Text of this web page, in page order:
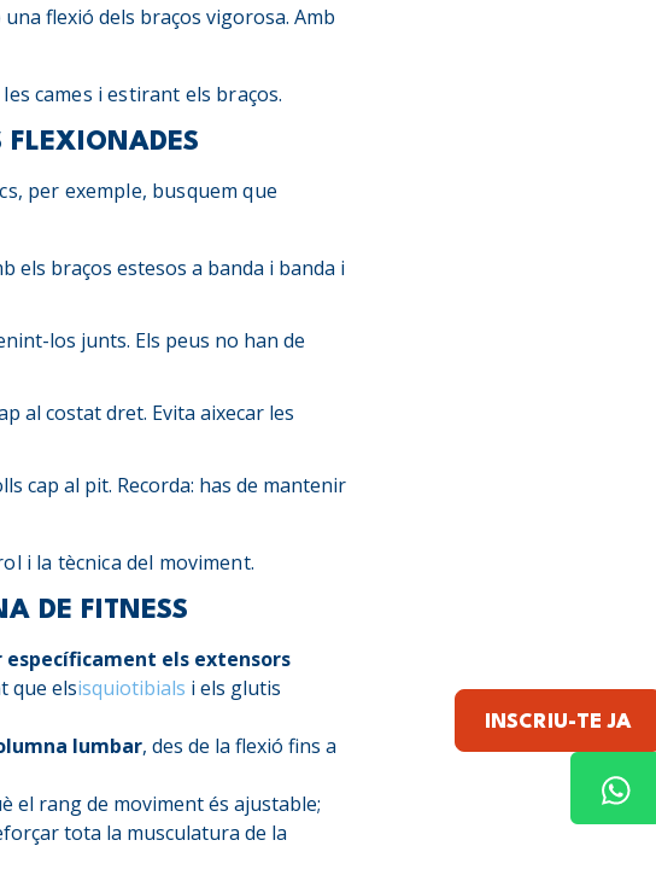
INSCRIU-TE JA
flexió dels braços vigorosa. Amb
cames i estirant els braços.
FLEXIONADES
per exemple, busquem que
els braços estesos a banda i banda i
los junts. Els peus no han de
al costat dret. Evita aixecar les
cap al pit. Recorda: has de mantenir
i la tècnica del moviment.
DE FITNESS
els extensors
que elsisquiotibials i els glutis
lumbar, des de la flexió fins a
el rang de moviment és ajustable;
tota la musculatura de la